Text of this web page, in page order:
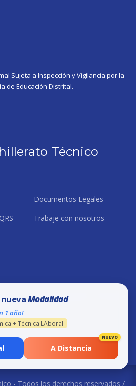
Modalidad
1 año!
+ Técnica LAboral
A Distancia
NUEVO
Sujeta a Inspección y Vigilancia por la
de Educación Distrital.
Técnico
Documentos Legales
Trabaje con nosotros
No. 46 - 104 Barranquilla - Colombia
76 00
- Todos los derechos reservados /